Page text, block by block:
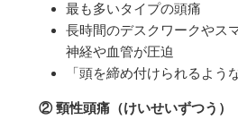
最も多いタイプの頭痛
長時間のデスクワークやス
神経や血管が圧迫
「頭を締め付けられるよう
② 頸性頭痛（けいせいずつう）